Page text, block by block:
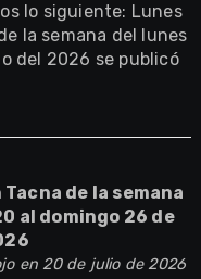
lo siguiente: Lunes
la semana del lunes
del 2026 se publicó
de la semana
al domingo 26 de
en 20 de julio de 2026